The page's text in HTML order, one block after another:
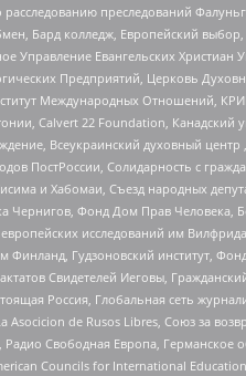
преследований
Бард колледж, Европейский
Евангельских Христиан
Предприятий, Церковь
Международных Отношений,
Calvert 22 Foundation, Канадский
Всеукраинский духовный центр
ПостРоссии, Солидарность с
и Хабомаи, Съезд народных
Чернигов, Фонд Дом Прав Человека,
исследований им
Гудзоновский институт,
Свидетелей Иеговы,
Россия, Глобальная сеть
de Rusos Libres, Союз за
Свободная Европа, Германское
Councils for International